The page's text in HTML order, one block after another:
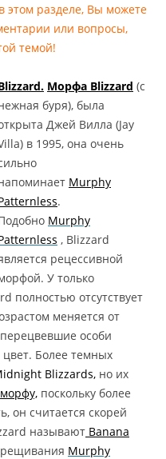
этом разделе, Вы можете
или вопросы,
темой!
Морфа Blizzard (с
буря), была
Джей Вилла (Jay
в 1995, она очень
Murphy
.
Murphy
, Blizzard
рецессивной
У только
полностью отсутствует
меняется от
особи
Более темных
Blizzards, но их
морфу, поскольку более
он считается скорей
называют Banana
Murphy